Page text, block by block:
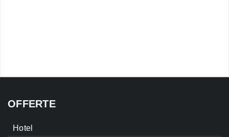
OFFERTE
Hotel